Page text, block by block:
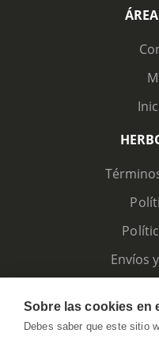
Envíos
Sobre las cookies en
Debes saber que este sitio